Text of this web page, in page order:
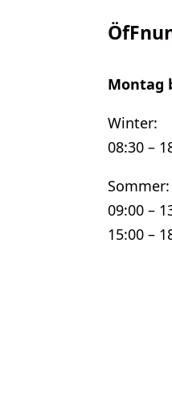
Montag
Winter:
08:30 –
Sommer:
09:00 –
15:00 –